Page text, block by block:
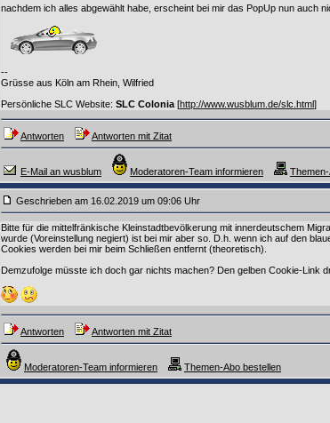
nachdem ich alles abgewählt habe, erscheint bei mir das PopUp nun auch
--
Grüsse aus Köln am Rhein, Wilfried
Persönliche SLC Website: SLC Colonia [http://www.wusblum.de/slc.html]
Antworten Antworten mit Zitat
E-Mail an wusblum Moderatoren-Team informieren
Geschrieben am 16.02.2019 um 09:06 Uhr
Bitte für die mittelfränkische Kleinstadtbevölkerung mit innerdeutschem
wurde (Voreinstellung negiert) ist bei mir aber so. D.h. wenn ich auf den
Cookies werden bei mir beim Schließen entfernt (theoretisch).
Demzufolge müsste ich doch gar nichts machen? Den gelben Cookie-Link
Antworten Antworten mit Zitat
Moderatoren-Team informieren Themen-Abo bestellen